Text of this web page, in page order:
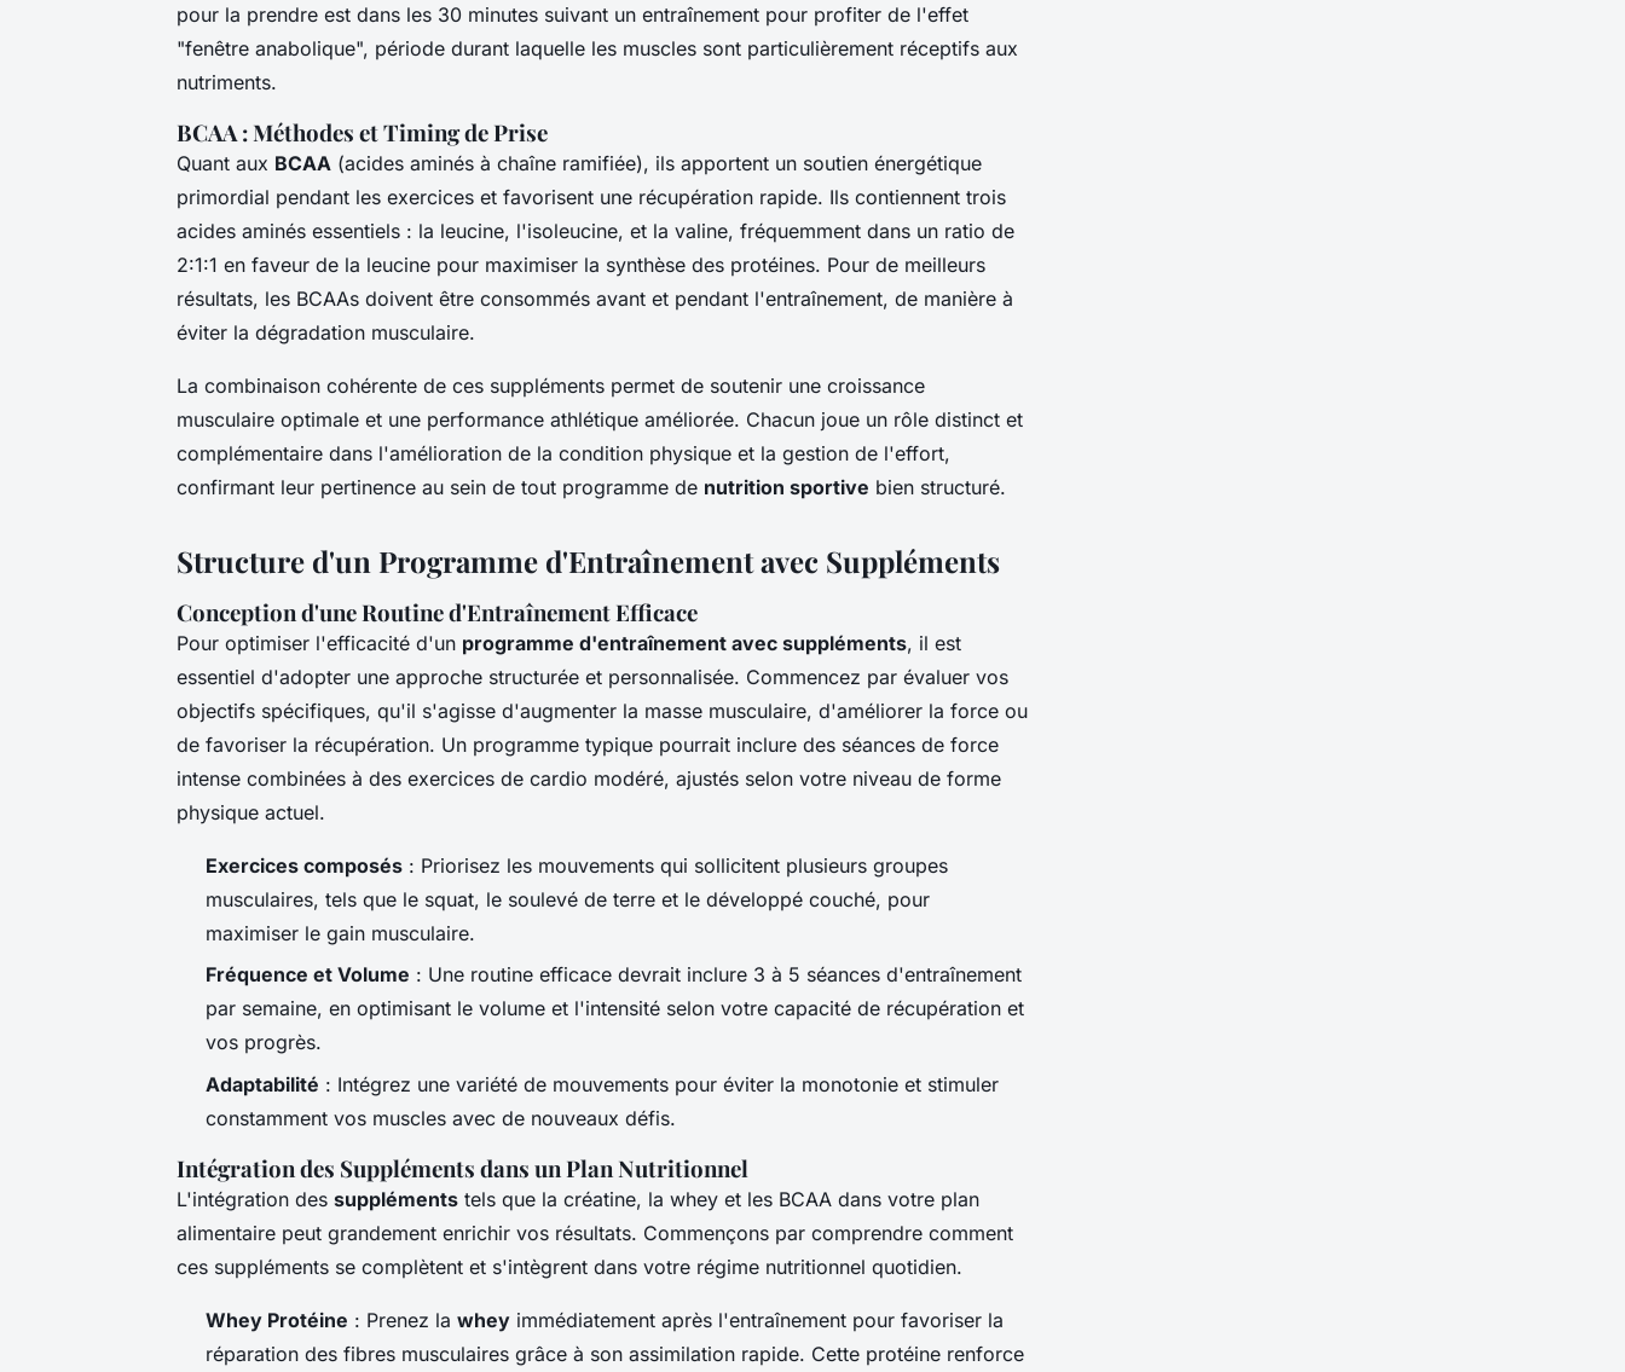
pour la prendre est dans les 30 minutes suivant un entraînement pour profiter de l'effet
"fenêtre anabolique", période durant laquelle les muscles sont particulièrement réceptifs aux
nutriments.
BCAA : Méthodes et Timing de Prise
Quant aux BCAA (acides aminés à chaîne ramifiée), ils apportent un soutien énergétique
primordial pendant les exercices et favorisent une récupération rapide. Ils contiennent trois
acides aminés essentiels : la leucine, l'isoleucine, et la valine, fréquemment dans un ratio de
2:1:1 en faveur de la leucine pour maximiser la synthèse des protéines. Pour de meilleurs
résultats, les BCAAs doivent être consommés avant et pendant l'entraînement, de manière à
éviter la dégradation musculaire.
La combinaison cohérente de ces suppléments permet de soutenir une croissance
musculaire optimale et une performance athlétique améliorée. Chacun joue un rôle distinct et
complémentaire dans l'amélioration de la condition physique et la gestion de l'effort,
confirmant leur pertinence au sein de tout programme de nutrition sportive bien structuré.
Structure d'un Programme d'Entraînement avec Suppléments
Conception d'une Routine d'Entraînement Efficace
Pour optimiser l'efficacité d'un programme d'entraînement avec suppléments, il est
essentiel d'adopter une approche structurée et personnalisée. Commencez par évaluer vos
objectifs spécifiques, qu'il s'agisse d'augmenter la masse musculaire, d'améliorer la force ou
de favoriser la récupération. Un programme typique pourrait inclure des séances de force
intense combinées à des exercices de cardio modéré, ajustés selon votre niveau de forme
physique actuel.
Exercices composés : Priorisez les mouvements qui sollicitent plusieurs groupes
musculaires, tels que le squat, le soulevé de terre et le développé couché, pour
maximiser le gain musculaire.
Fréquence et Volume : Une routine efficace devrait inclure 3 à 5 séances d'entraînement
par semaine, en optimisant le volume et l'intensité selon votre capacité de récupération et
vos progrès.
Adaptabilité : Intégrez une variété de mouvements pour éviter la monotonie et stimuler
constamment vos muscles avec de nouveaux défis.
Intégration des Suppléments dans un Plan Nutritionnel
L'intégration des suppléments tels que la créatine, la whey et les BCAA dans votre plan
alimentaire peut grandement enrichir vos résultats. Commençons par comprendre comment
ces suppléments se complètent et s'intègrent dans votre régime nutritionnel quotidien.
Whey Protéine : Prenez la whey immédiatement après l'entraînement pour favoriser la
réparation des fibres musculaires grâce à son assimilation rapide. Cette protéine renforce